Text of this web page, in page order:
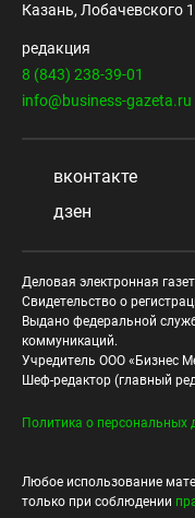
Казань, Лобачевского
редакция
8 (843) 238-39-01
info@business-gazeta.ru
вконтакте
дзен
Деловая электронная
Свидетельство о
Выдано федеральной
коммуникаций.
Учредитель ООО «Бизнес
Шеф-редактор (главный
Политика о персональных
Любое использование
только при соблюдении